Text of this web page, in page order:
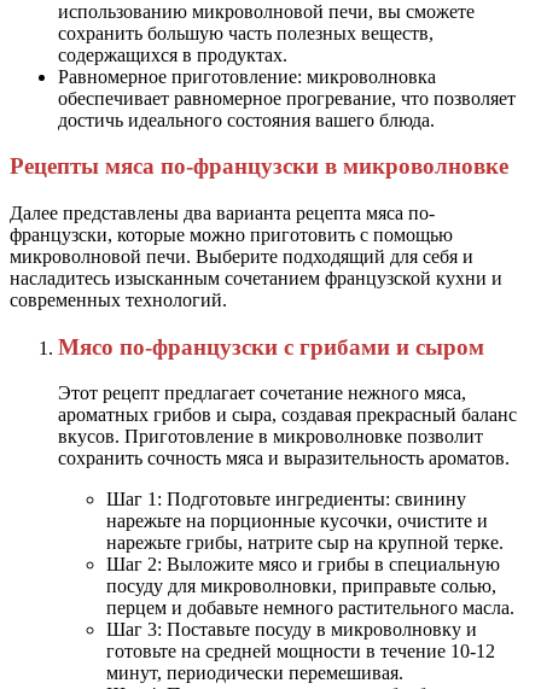
использованию микроволновой печи, вы сможете
сохранить большую часть полезных веществ,
содержащихся в продуктах.
Равномерное приготовление: микроволновка
обеспечивает равномерное прогревание, что позволяет
достичь идеального состояния вашего блюда.
Рецепты мяса по-французски в микроволновке
Далее представлены два варианта рецепта мяса по-
французски, которые можно приготовить с помощью
микроволновой печи. Выберите подходящий для себя и
насладитесь изысканным сочетанием французской кухни и
современных технологий.
Мясо по-французски с грибами и сыром
Этот рецепт предлагает сочетание нежного мяса,
ароматных грибов и сыра, создавая прекрасный баланс
вкусов. Приготовление в микроволновке позволит
сохранить сочность мяса и выразительность ароматов.
Шаг 1: Подготовьте ингредиенты: свинину
нарежьте на порционные кусочки, очистите и
нарежьте грибы, натрите сыр на крупной терке.
Шаг 2: Выложите мясо и грибы в специальную
посуду для микроволновки, приправьте солью,
перцем и добавьте немного растительного масла.
Шаг 3: Поставьте посуду в микроволновку и
готовьте на средней мощности в течение 10-12
минут, периодически перемешивая.